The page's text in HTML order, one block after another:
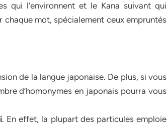
qui l’environnent et le Kana suivant qui
chaque mot, spécialement ceux empruntés
de la langue japonaise. De plus, si vous
d’homonymes en japonais pourra vous
. En effet, la plupart des particules emploie